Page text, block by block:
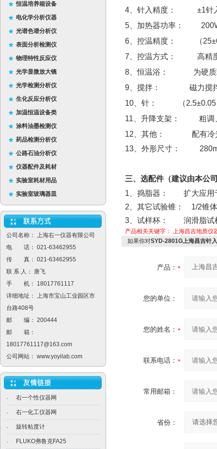
恒温培养箱设备
电化学分析仪器
光谱色谱分析仪
表面分析检测仪
物理特性反应仪
光学显微放大镜
光学检测分析仪
生化反应分析仪
加温恒温设备类
涂料油墨检测仪
药品检测分析仪
公路石油分析仪
仪器配件及耗材
实验室耗材用品
实验室玻璃器皿
公司名称： 上海右一仪器有限公司
电 话： 021-63462955
传 真： 021-63462955
联 系 人： 唐飞
手 机： 18017761117
详细地址： 上海市宝山工业园区市
台路408号
邮 编： 200444
邮 箱：
18017761117@163.com
公司网站： www.yoyilab.com
· 右一个性仪器网
· 右一化工仪器网
· 旋转粘度计
· FLUKO弗鲁克FA25
4、针入精度： ±1针
5、加热器功率：
6、控温精度：
（
7、控温方式： 高精度
8、恒温浴： 为硬质
9、搅拌： 磁力搅拌
10、针：
（
11、升降支架： 粗调
12、其他： 配有
13、外形尺寸：
三、 选配件（建议由本公
1、捣脂器： 扩大应用
2、其它试验锥： 1/2锥
3、试样杯： 润滑脂试
产品相关关键字： 上海昌吉地质仪
如果你对SYD-2801G上海昌吉针
产品：
您的单位：
您的姓名：
联系电话：
常用邮箱：
省份：